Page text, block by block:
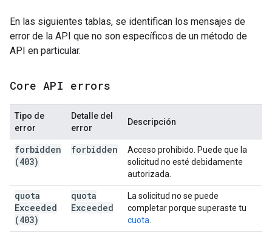
En las siguientes tablas, se identifican los mensajes de
error de la API que no son específicos de un método de
API en particular.
Core API errors
Tipo de
error
Detalle del
error
Descripción
forbidden
(403)
forbidden
Acceso prohibido. Puede que la
solicitud no esté debidamente
autorizada.
quota
Exceeded
(403)
quota
Exceeded
La solicitud no se puede
completar porque superaste tu
cuota